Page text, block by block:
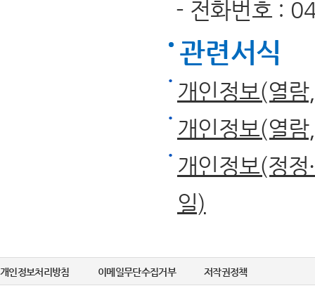
- 전화번호 :
관련서식
개인정보(열
개인정보(열
개인정보(정
일)
개인정보처리방침 이메일무단수집거부 저작권정책